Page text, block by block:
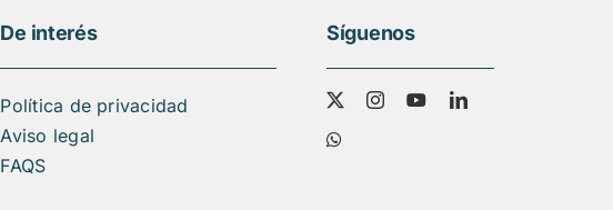
De interés
Política de privacidad
Aviso legal
FAQS
Síguenos